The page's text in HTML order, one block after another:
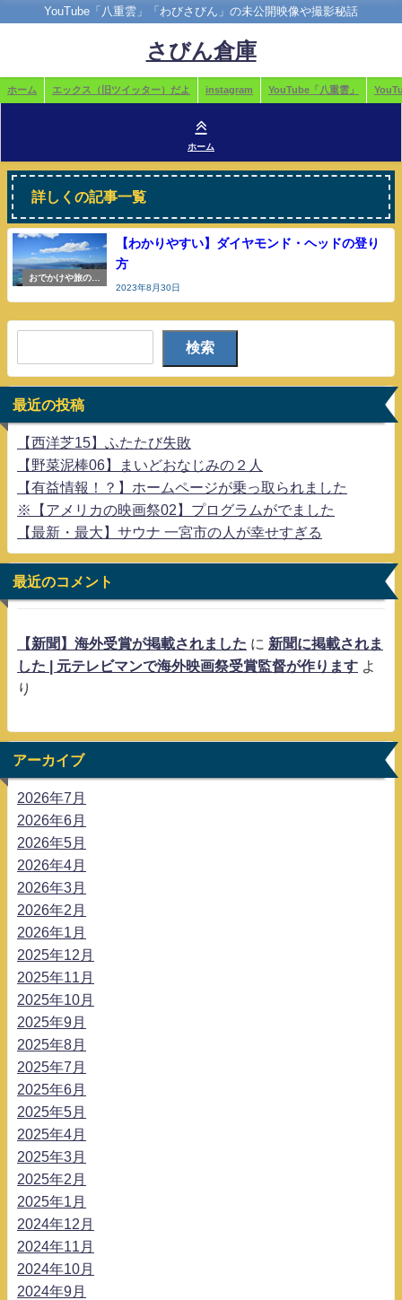
YouTube「八重雲」「わびさびん」の未公開映像や撮影秘話
さびん倉庫
ホーム エックス（旧ツイッター）だよ instagram YouTube「八重雲」
ホーム
詳しくの記事一覧
おでかけや旅の参
【わかりやすい】ダイヤモンド・ヘッドの登り
方
2023年8月30日
検索
最近の投稿
【西洋芝15】ふたたび失敗
【野菜泥棒06】まいどおなじみの２人
【有益情報！？】ホームページが乗っ取られました
※【アメリカの映画祭02】プログラムがでました
【最新・最大】サウナ 一宮市の人が幸せすぎる
最近のコメント
【新聞】海外受賞が掲載されました に 新聞に掲載されま
した | 元テレビマンで海外映画祭受賞監督が作ります よ
り
アーカイブ
2026年7月
2026年6月
2026年5月
2026年4月
2026年3月
2026年2月
2026年1月
2025年12月
2025年11月
2025年10月
2025年9月
2025年8月
2025年7月
2025年6月
2025年5月
2025年4月
2025年3月
2025年2月
2025年1月
2024年12月
2024年11月
2024年10月
2024年9月